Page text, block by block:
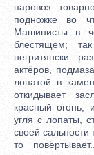
паровоз
подножке во
Машинисты в
блестящем;
негритянски
актёров,
лопатой в
откидывает
красный огонь,
угля с лопаты,
своей сальности
то